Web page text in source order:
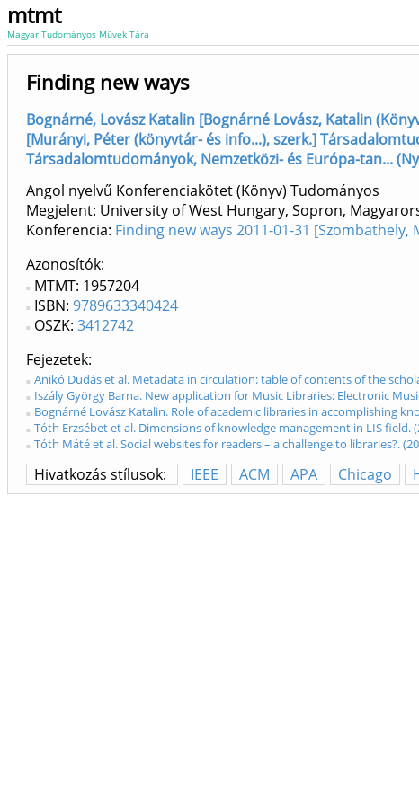
mtmt
Magyar Tudományos Művek Tára
Finding new ways
Bognárné, Lovász Katalin [Bognárné Lovász, Katalin
[Murányi, Péter (könyvtár- és info...), szerk.]
Társadalomtudományok, Nemzetközi- és Európa-tan...
Angol nyelvű Konferenciakötet (Könyv) Tudományos
Megjelent: University of West Hungary, Sopron,
Konferencia: Finding new ways 2011-01-31 [Szombathely,
Azonosítók
MTMT: 1957204
ISBN: 9789633340424
OSZK: 3412742
Fejezetek
Anikó Dudás et al. Metadata in circulation: table of contents of the
Iszály György Barna. New application for Music Libraries: Electronic
Bognárné Lovász Katalin. Role of academic libraries in accomplishing
Tóth Erzsébet et al. Dimensions of knowledge management in LIS field.
Tóth Máté et al. Social websites for readers – a challenge to libraries?.
Hivatkozás stílusok: IEEE ACM APA Chicago